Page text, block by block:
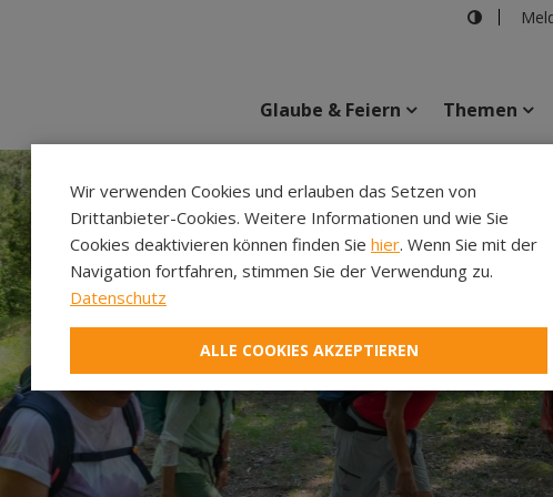
Glaube & Feiern Themen
Wir verwenden Cookies und erlauben das Setzen von
Drittanbieter-Cookies. Weitere Informationen und wie Sie
Cookies deaktivieren können finden Sie hier. Wenn Sie mit der
Navigation fortfahren, stimmen Sie der Verwendung zu.
Datenschutz
ALLE COOKIES AKZEPTIEREN